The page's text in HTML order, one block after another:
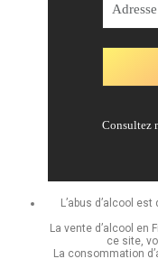
Consultez
L’abus d’alcool
La vente d’alcool en
ce site,
La consommation